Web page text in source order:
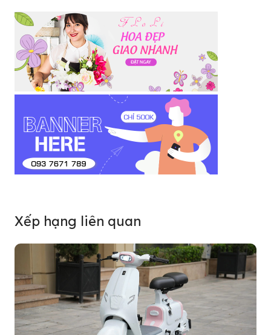
Xếp hạng liên quan